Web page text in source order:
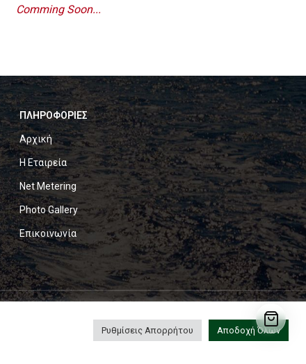
Comming Soon...
ΠΛΗΡΟΦΟΡΙΕΣ
Αρχική
Η Εταιρεία
Net Metering
Photo Gallery
Επικοινωνία
Ρυθμίσεις Απορρήτου Αποδοχή Όλων